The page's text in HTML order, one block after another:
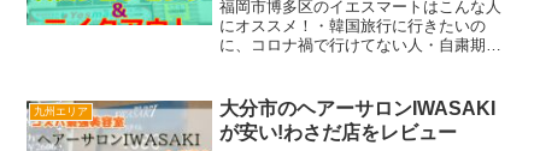
福岡市博多区のイエスマートはこんな人
にオススメ！・韓国旅行に行きたいの
に、コロナ禍で行けてない人・自粛期間
間中、ネトフリで韓国ドラマたくさん観
ました。主人公を励ますため...
九州エリア
大分市のヘアーサロンIWASAKI
が安い!わさだ店をレビュー